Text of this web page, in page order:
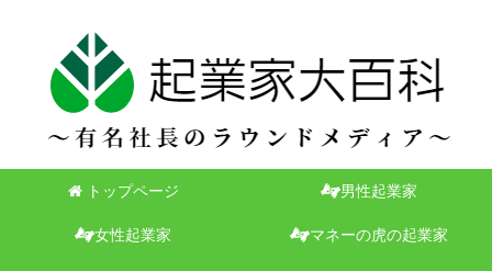
トップページ 男性起業家
女性起業家 マネーの虎の起業家